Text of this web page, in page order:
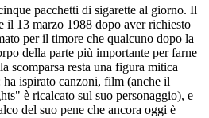
pacchetti di sigarette al giorno. Il
il 13 marzo 1988 dopo aver richiesto
per il timore che qualcuno dopo la
della parte più importante per farne
scomparsa resta una figura mitica
ha ispirato canzoni, film (anche il
è ricalcato sul suo personaggio), e
del suo pene che ancora oggi è